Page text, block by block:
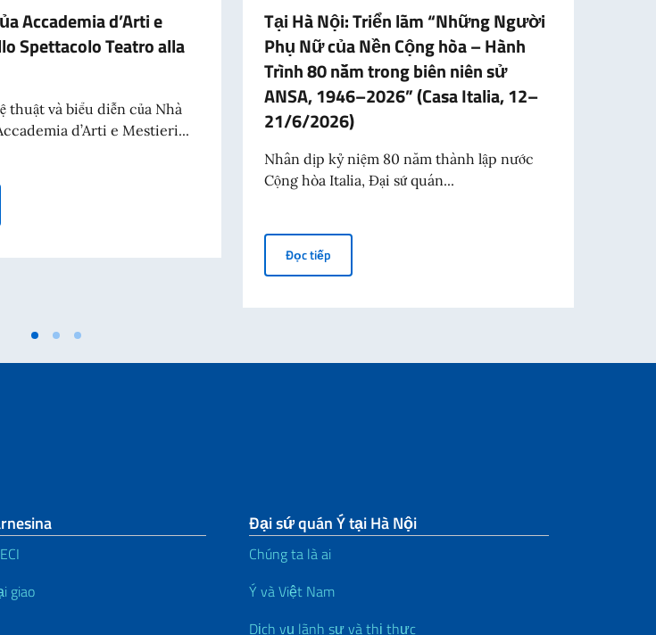
Thứ hai ngày 13 tháng 7 năm 2026, 6:30 chiều, Hanoi)
Accademia d’Arti e
Spettacolo Teatro alla
thuật và biểu diễn của Nhà
d’Arti e Mestieri...
của Accademia d’Arti e Mestieri dello Spettacolo Teatro alla Scala
Tại Hà Nội: Triển lãm “Những Người
Phụ Nữ của Nền Cộng hòa – Hành
Trình 80 năm trong biên niên sử
ANSA, 1946–2026” (Casa Italia, 12–
21/6/2026)
Nhân dịp kỷ niệm 80 năm thành lập nước
Cộng hòa Italia, Đại sứ quán...
Đọc tiếp
giao
Đại sứ quán Ý tại Hà Nội
Chúng ta là ai
Ý và Việt Nam
Dịch vụ lãnh sự và thị thực